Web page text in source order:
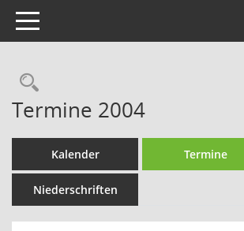
Toggle navigation
Rechercheauswahl
Termine 2004
Kalender Termine
Niederschriften